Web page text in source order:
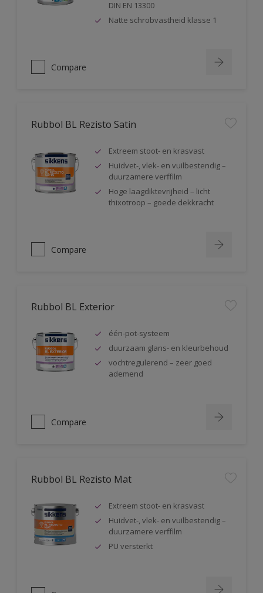
DIN EN 13300
Natte schrobvastheid klasse 1
Compare
Rubbol BL Rezisto Satin
Extreem stoot- en krasvast
Huidvet-, vlek- en vuilbestendig –
duurzamere verffilm
Hoge laagdiktevrijheid – licht
thixotroop – goede dekkracht
Compare
Rubbol BL Exterior
één-pot-systeem
duurzaam glans- en kleurbehoud
vochtregulerend – zeer goed
ademend
Compare
Rubbol BL Rezisto Mat
Extreem stoot- en krasvast
Huidvet-, vlek- en vuilbestendig –
duurzamere verffilm
PU versterkt